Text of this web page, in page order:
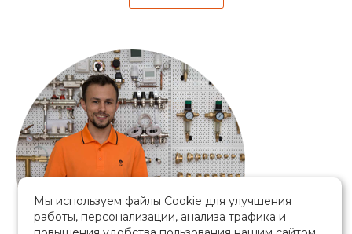
Мы используем файлы Cookie для улучшения
работы, персонализации, анализа трафика и